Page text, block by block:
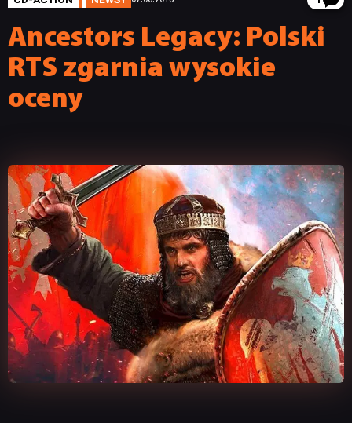
Ancestors Legacy: Polski
RTS zgarnia wysokie
oceny